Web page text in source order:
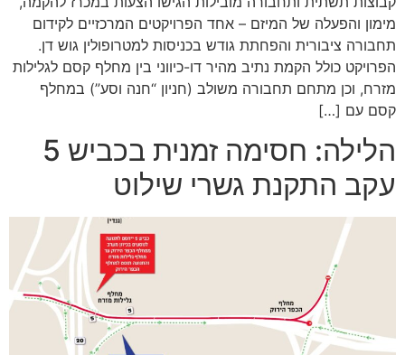
מימון והפעלה של המיזם – אחד הפרויקטים המרכזיים לקידום
תחבורה ציבורית והפחתת גודש בכניסות למטרופולין גוש דן.
הפרויקט כולל הקמת נתיב מהיר דו-כיווני בין מחלף קסם לגלילות
מזרח, וכן מתחם תחבורה משולב (חניון “חנה וסע”) במחלף
קסם עם […]
הלילה: חסימה זמנית בכביש 5
עקב התקנת גשרי שילוט